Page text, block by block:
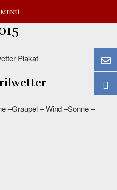
MENÜ
–Graupel – Wind –Sonne –